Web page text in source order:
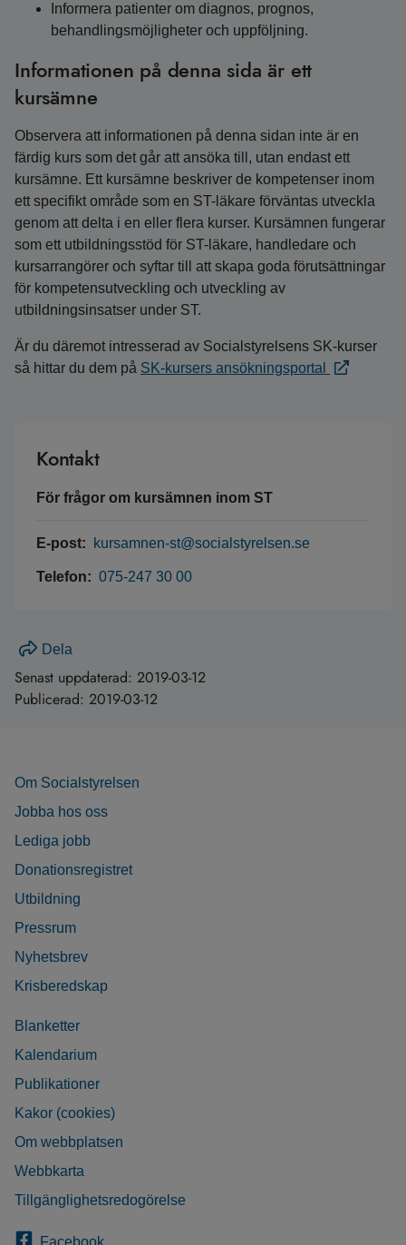
Informera patienter om diagnos, prognos,
behandlingsmöjligheter och uppföljning.
Informationen på denna sida är ett
kursämne
Observera att informationen på denna sidan inte är en
färdig kurs som det går att ansöka till, utan endast ett
kursämne. Ett kursämne beskriver de kompetenser inom
ett specifikt område som en ST-läkare förväntas utveckla
genom att delta i en eller flera kurser. Kursämnen fungerar
som ett utbildningsstöd för ST-läkare, handledare och
kursarrangörer och syftar till att skapa goda förutsättningar
för kompetensutveckling och utveckling av
utbildningsinsatser under ST.
Är du däremot intresserad av Socialstyrelsens SK-kurser
så hittar du dem på SK-kursers ansökningsportal
Kontakt
För frågor om kursämnen inom ST
E-post: kursamnen-st@socialstyrelsen.se
Telefon: 075-247 30 00
Dela
Senast uppdaterad: 2019-03-12
Publicerad: 2019-03-12
Om Socialstyrelsen
Jobba hos oss
Lediga jobb
Donationsregistret
Utbildning
Pressrum
Nyhetsbrev
Krisberedskap
Blanketter
Kalendarium
Publikationer
Kakor (cookies)
Om webbplatsen
Webbkarta
Tillgänglighetsredogörelse
Facebook